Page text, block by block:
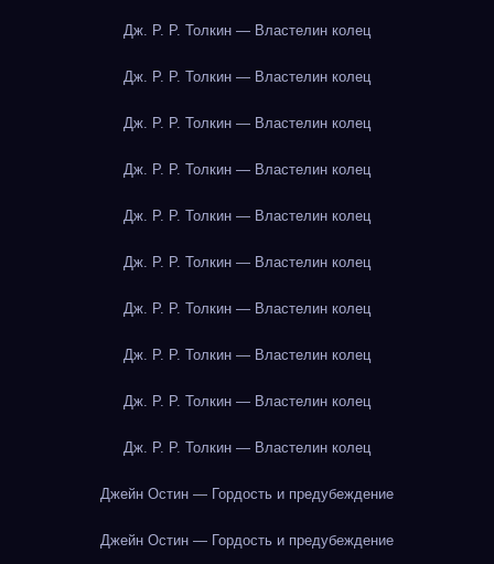
Дж. Р. Р. Толкин — Властелин колец
Дж. Р. Р. Толкин — Властелин колец
Дж. Р. Р. Толкин — Властелин колец
Дж. Р. Р. Толкин — Властелин колец
Дж. Р. Р. Толкин — Властелин колец
Дж. Р. Р. Толкин — Властелин колец
Дж. Р. Р. Толкин — Властелин колец
Дж. Р. Р. Толкин — Властелин колец
Дж. Р. Р. Толкин — Властелин колец
Дж. Р. Р. Толкин — Властелин колец
Джейн Остин — Гордость и предубеждение
Джейн Остин — Гордость и предубеждение